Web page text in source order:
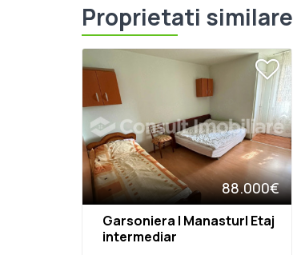
Proprietati similare
88.000€
Garsoniera | Manastur| Etaj
intermediar